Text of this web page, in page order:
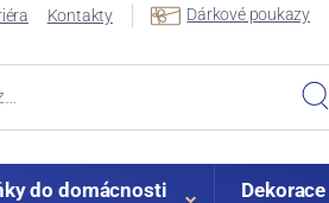
Kontakty Dárkové poukazy
do domácnosti
Dekorace